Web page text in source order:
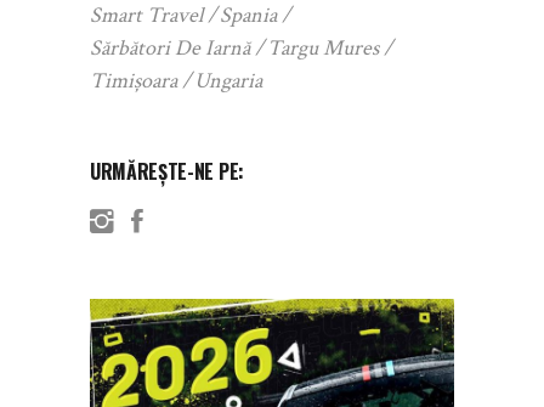
Smart Travel
Spania
Sărbători De Iarnă
Targu Mures
Timișoara
Ungaria
URMĂREȘTE-NE PE: